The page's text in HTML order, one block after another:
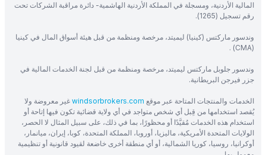
المالية الأردنية، ومسجلة في المملكة الأردنية الهاشمية- دائرة مراقبة الشركات تحت
رقم تسجيل (1265).
وندسور ماركتس (كينيا) ليميتد، مرخصة ومنظمة من قبل هيئة أسواق المال في كينيا
(CMA) .
وندسور جلوبل ماركتس ليميتد، مرخصة ومنظمة من قبل لجنة الخدمات المالية في
جزر فيرجن البريطانية.
الخدمات والمنتجات المتاحة عبر موقع windsorbrokers.com غير معروضة ولا
يُقصد استخدامها من قِبل أي شخص متواجد في أي ولاية قضائية تكون فيها إتاحة أو
استخدام هذه الخدمات مُقيَّدًا أو محظورًا، بما في ذلك، على سبيل المثال لا الحصر،
الولايات المتحدة الأمريكية، ماليزيا، أوروبا، المملكة المتحدة، كوبا، إيران، ميانمار،
أوكرانيا، روسيا، كوريا الشمالية، أو أي منطقة أخرى خاضعة لقيود قانونية أو تنظيمية